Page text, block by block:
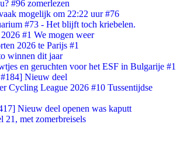
#96 zomerlezen
mogelijk om 22:22 uur #76
#73 - Het blijft toch kriebelen.
#1 We mogen weer
2026 te Parijs #1
winnen dit jaar
en geruchten voor het ESF in Bulgarije #1
Nieuw deel
Cycling League 2026 #10 Tussentijdse
Nieuw deel openen was kaputt
21, met zomerbreisels